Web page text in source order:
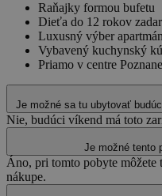
Raňajky formou bufetu
Dieťa do 12 rokov
Luxusný výber
Vybavený kuchynský
Priamo v centre Poznane
Je možné sa tu ubytovať
Nie, budúci víkend má toto
Je možné tento
Áno, pri tomto pobyte
nákupe.